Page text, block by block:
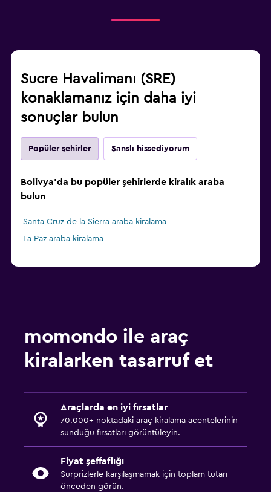
Sucre Havalimanı (SRE)
konaklamanız için daha iyi
sonuçlar bulun
Popüler şehirler Şanslı hissediyorum
Bolivya'da bu popüler şehirlerde kiralık araba
bulun
Santa Cruz de la Sierra araba kiralama
La Paz araba kiralama
momondo ile araç
kiralarken tasarruf et
Araçlarda en iyi fırsatlar
70.000+ noktadaki araç kiralama acentelerinin
sunduğu fırsatları görüntüleyin.
Fiyat şeffaflığı
Sürprizlerle karşılaşmamak için toplam tutarı
önceden görün.